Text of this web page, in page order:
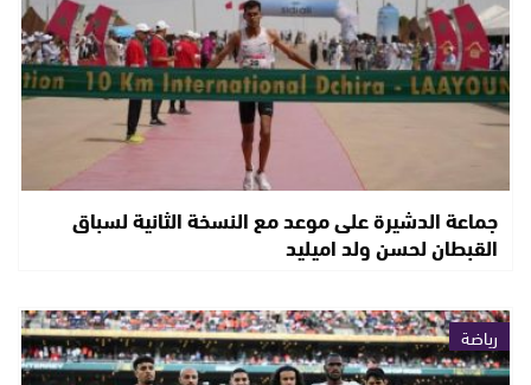
جماعة الدشيرة على موعد مع النسخة الثانية لسباق
القبطان لحسن ولد اميليد
رياضة